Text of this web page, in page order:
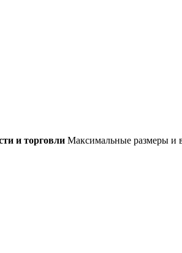
и торговли Максимальные размеры и